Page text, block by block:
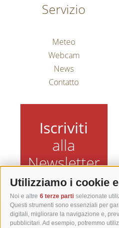
Utilizziamo i cookie
Noi e altre 6 terze parti selezionate
Questi strumenti sono essenziali per
digitali, migliorare la navigazione e,
pubblicitari. Ad esempio, potremmo
Servizio
Meteo
Webcam
News
Contatto
Iscriviti
alla
Newsletter
Matzhof